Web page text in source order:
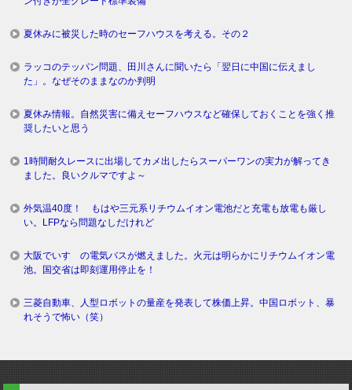
夏休みに被災した時のセーフハウスを考える。その２
ラッコのテッパン問題、田川さんに聞いたら「翌日に中国に伝えまし
た」。なぜそのままなのか判明
夏休み情報。自然災害に備えセーフハウスなど確保しておくことを強く推
奨したいと思う
1時間耐久レースに出場してカメ出したらスーパーワンの実力が解ってき
ました。良いクルマですよ～
外気温40度！ もはや三元系リチウムイオン電池だと充電も放電も厳し
い。LFPなら問題なしだけれど
大阪でいすゞの電気バスが燃えました。火元は明らかにリチウムイオン電
池。国交省は即刻運用停止を！
三菱自動車、人型ロボットの量産を発表して株価上昇。中国ロボット、暴
れそうで怖い（笑）